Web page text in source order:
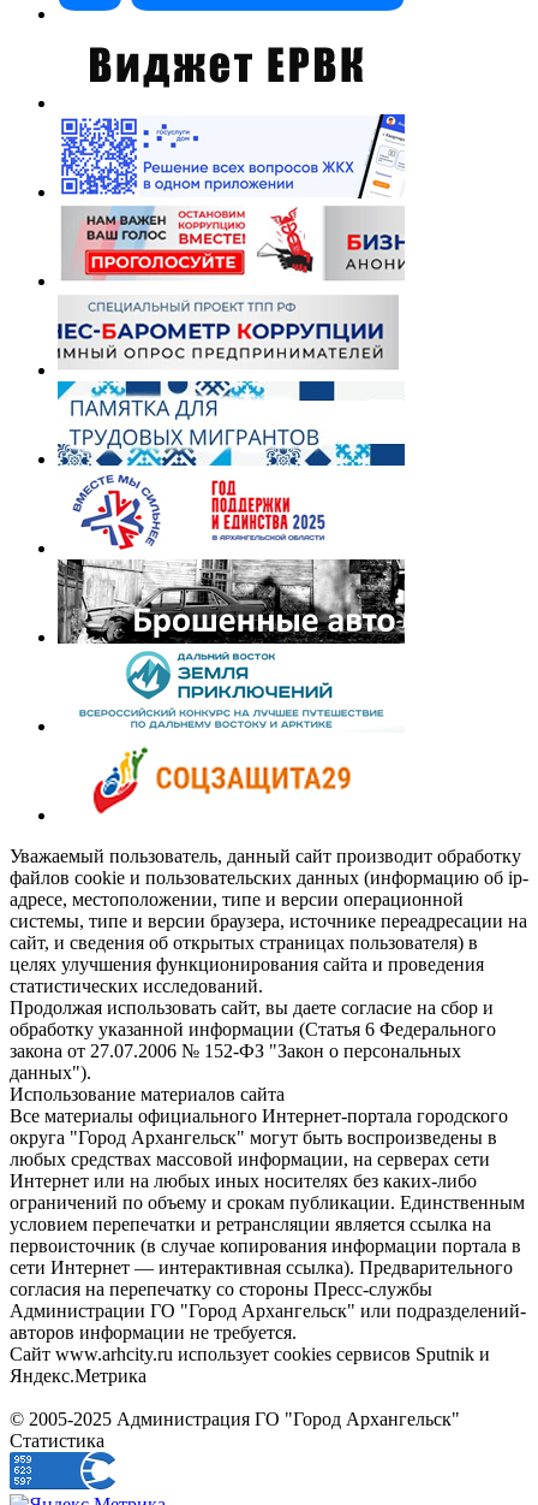
Уважаемый пользователь, данный сайт производит обработку
файлов cookie и пользовательских данных (информацию об ip-
адресе, местоположении, типе и версии операционной
системы, типе и версии браузера, источнике переадресации на
сайт, и сведения об открытых страницах пользователя) в
целях улучшения функционирования сайта и проведения
статистических исследований.
Продолжая использовать сайт, вы даете согласие на сбор и
обработку указанной информации (Статья 6 Федерального
закона от 27.07.2006 № 152-ФЗ "Закон о персональных
данных").
Использование материалов сайта
Все материалы официального Интернет-портала городского
округа "Город Архангельск" могут быть воспроизведены в
любых средствах массовой информации, на серверах сети
Интернет или на любых иных носителях без каких-либо
ограничений по объему и срокам публикации. Единственным
условием перепечатки и ретрансляции является ссылка на
первоисточник (в случае копирования информации портала в
сети Интернет — интерактивная ссылка). Предварительного
согласия на перепечатку со стороны Пресс-службы
Администрации ГО "Город Архангельск" или подразделений-
авторов информации не требуется.
Сайт www.arhcity.ru использует cookies сервисов Sputnik и
Яндекс.Метрика
© 2005-2025 Администрация ГО "Город Архангельск"
Статистика